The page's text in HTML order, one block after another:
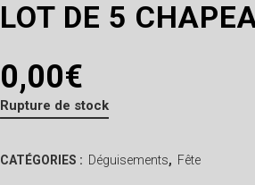
LOT DE 5
0,00€
Rupture de stock
CATÉGORIES : Déguisements, Fête